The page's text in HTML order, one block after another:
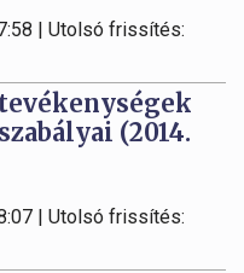
| Utolsó frissítés:
(2014.
| Utolsó frissítés: